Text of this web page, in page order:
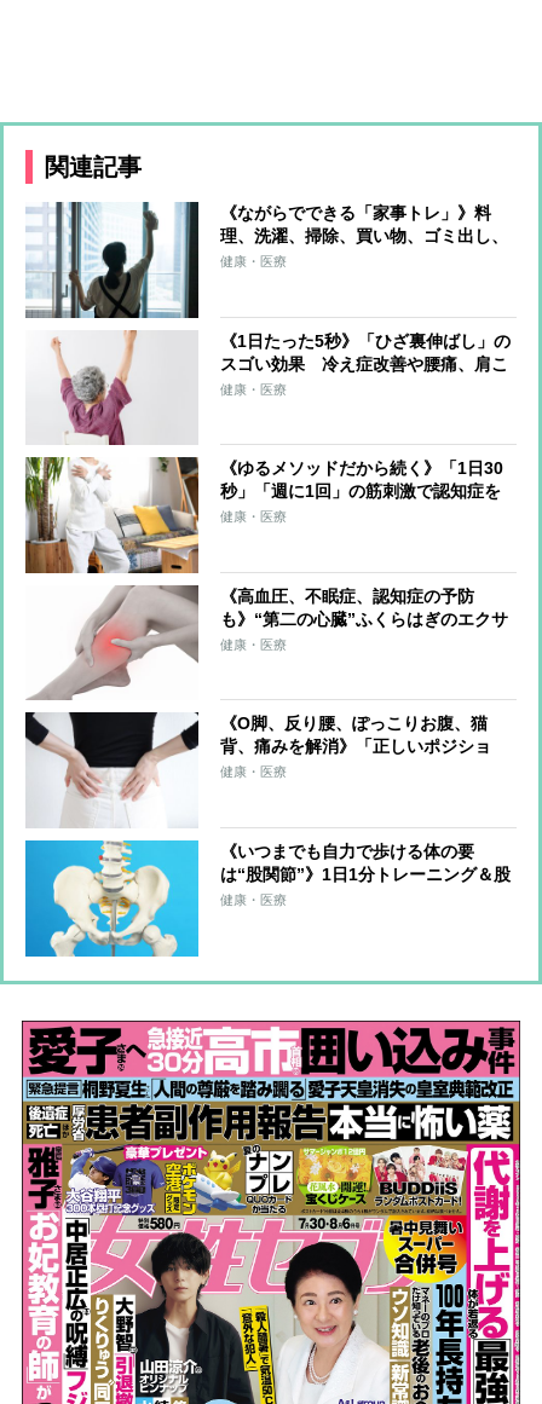
関連記事
《ながらでできる「家事トレ」》料
理、洗濯、掃除、買い物、ゴミ出し、
水やり…すべてをエクササイズに！ト
健康・医療
《1日たった5秒》「ひざ裏伸ばし」の
スゴい効果 冷え症改善や腰痛、肩こ
り、片頭痛の軽減も
健康・医療
《ゆるメソッドだから続く》「1日30
秒」「週に1回」の筋刺激で認知症を
予防する「30秒スクワット」
健康・医療
《高血圧、不眠症、認知症の予防
も》“第二の心臓”ふくらはぎのエクサ
サイズを医師が伝授！血流改善、筋肉
健康・医療
《O脚、反り腰、ぽっこりお腹、猫
背、痛みを解消》「正しいポジショ
ン」を意識するだけゆがみをゼロにす
健康・医療
《いつまでも自力で歩ける体の要
は“股関節”》1日1分トレーニング＆股
関節のズレを防ぐ習慣を医師らが解説
健康・医療